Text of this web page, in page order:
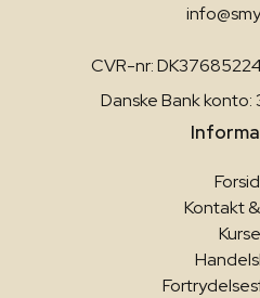
CVR-nr:
Danske Bank
Kontakt